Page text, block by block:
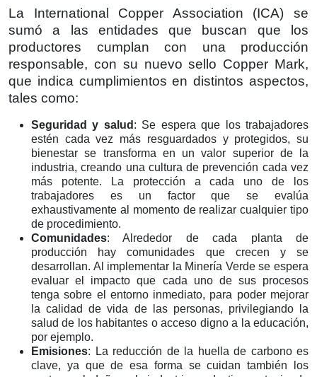
La International Copper Association (ICA) se
sumó a las entidades que buscan que los
productores cumplan con una producción
responsable, con su nuevo sello Copper Mark,
que indica cumplimientos en distintos aspectos,
tales como:
Seguridad y salud : Se espera que los trabajadores
estén cada vez más resguardados y protegidos, su
bienestar se transforma en un valor superior de la
industria, creando una cultura de prevención cada vez
más potente. La protección a cada uno de los
trabajadores es un factor que se evalúa
exhaustivamente al momento de realizar cualquier tipo
de procedimiento.
Comunidades: Alrededor de cada planta de
producción hay comunidades que crecen y se
desarrollan. Al implementar la Minería Verde se espera
evaluar el impacto que cada uno de sus procesos
tenga sobre el entorno inmediato, para poder mejorar
la calidad de vida de las personas, privilegiando la
salud de los habitantes o acceso digno a la educación,
por ejemplo.
Emisiones: La reducción de la huella de carbono es
clave, ya que de esa forma se cuidan también los